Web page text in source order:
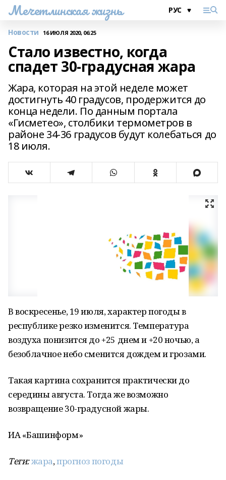
Мечетлинская жизнь
Новости 16 ИЮЛЯ 2020, 06:25
Стало известно, когда
спадет 30-градусная жара
Жара, которая на этой неделе может
достигнуть 40 градусов, продержится до
конца недели. По данным портала
«Гисметео», столбики термометров в
районе 34-36 градусов будут колебаться до
18 июля.
В воскресенье, 19 июля, характер погоды в
республике резко изменится. Температура
воздуха понизится до +25 днем и +20 ночью, а
безоблачное небо сменится дождем и грозами.
Такая картина сохранится практически до
середины августа. Тогда же возможно
возвращение 30-градусной жары.
ИА «Башинформ»
Теги:жара,прогноз погоды